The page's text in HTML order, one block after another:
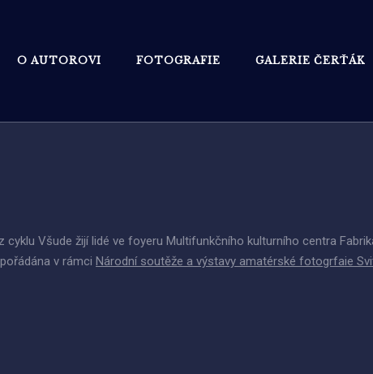
O AUTOROVI FOTOGRAFIE GALERIE ČERŤÁK
cyklu Všude žijí lidé ve foyeru Multifunkčního kulturního centra
v rámci Národní soutěže a výstavy amatérské fotogrfaie